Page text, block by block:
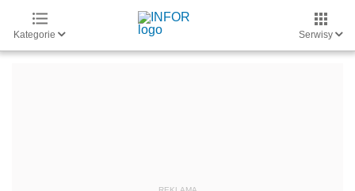
Kategorie Serwisy